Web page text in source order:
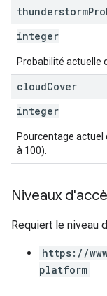
thunderstorm
integer
Probabilité actuelle
cloudCover
integer
Pourcentage actuel
à 100).
Niveaux
Requiert le niveau
https://
platform